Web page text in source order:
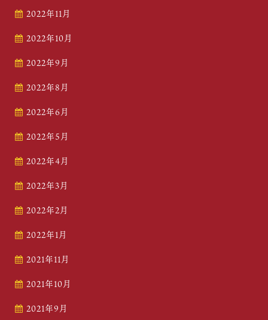
2022年11月
2022年10月
2022年9月
2022年8月
2022年6月
2022年5月
2022年4月
2022年3月
2022年2月
2022年1月
2021年11月
2021年10月
2021年9月